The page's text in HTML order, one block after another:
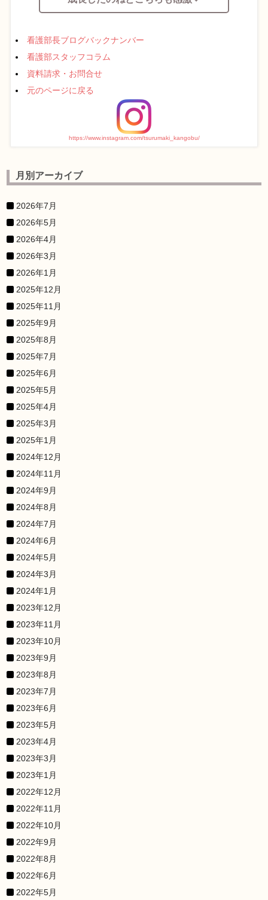
看護部長ブログバックナンバー
看護部スタッフコラム
資料請求・お問合せ
元のページに戻る
https://www.instagram.com/tsurumaki_kangobu/
月別アーカイブ
2026年7月
2026年5月
2026年4月
2026年3月
2026年1月
2025年12月
2025年11月
2025年9月
2025年8月
2025年7月
2025年6月
2025年5月
2025年4月
2025年3月
2025年1月
2024年12月
2024年11月
2024年9月
2024年8月
2024年7月
2024年6月
2024年5月
2024年3月
2024年1月
2023年12月
2023年11月
2023年10月
2023年9月
2023年8月
2023年7月
2023年6月
2023年5月
2023年4月
2023年3月
2023年1月
2022年12月
2022年11月
2022年10月
2022年9月
2022年8月
2022年6月
2022年5月